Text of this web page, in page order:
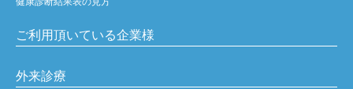
ご利用頂いている企業様
外来診療